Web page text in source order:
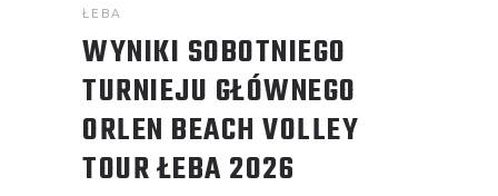
ŁEBA
WYNIKI SOBOTNIEGO
TURNIEJU GŁÓWNEGO
ORLEN BEACH VOLLEY
TOUR ŁEBA 2026